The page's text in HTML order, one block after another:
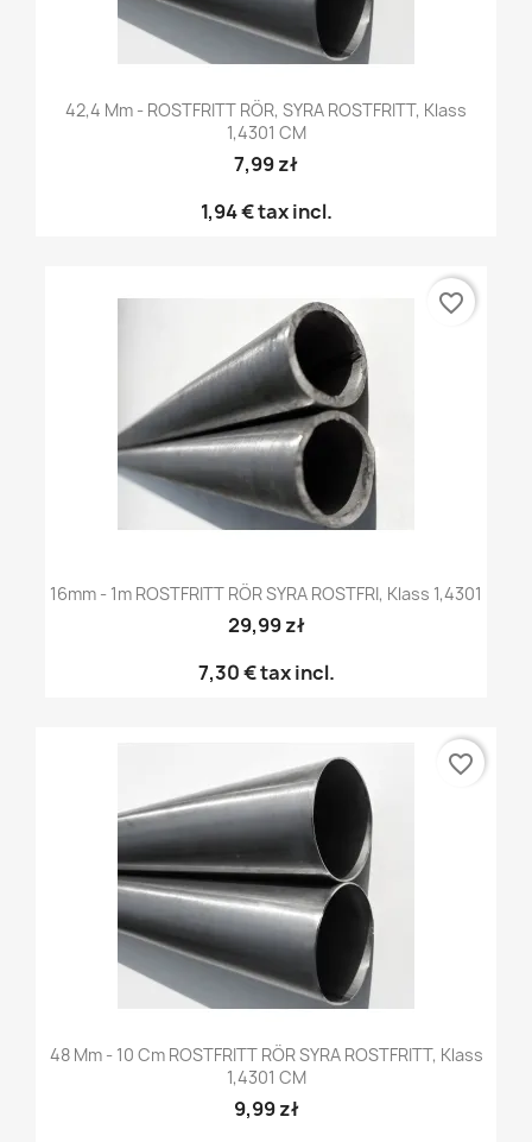
42,4 Mm - ROSTFRITT RÖR, SYRA ROSTFRITT, Klass
1,4301 CM
7,99 zł
1,94 €tax incl.
16mm - 1m ROSTFRITT RÖR SYRA ROSTFRI, Klass 1,4301
29,99 zł
7,30 €tax incl.
favorite_border
48 Mm - 10 Cm ROSTFRITT RÖR SYRA ROSTFRITT, Klass
1,4301 CM
9,99 zł
favorite_border